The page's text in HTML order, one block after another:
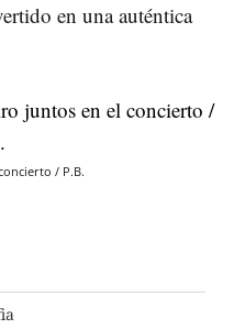
en una auténtica
/ P.B.